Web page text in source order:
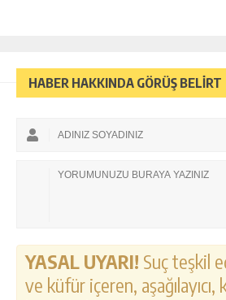
HABER HAKKINDA GÖRÜŞ BELİRT
YASAL UYARI! Suç teşkil
ve küfür içeren,